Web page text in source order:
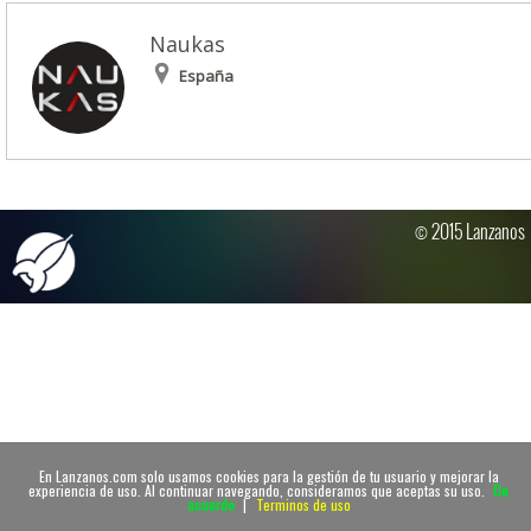
En Lanzanos.com solo usamos cookies para la gestión de tu usuario y mejorar la
experiencia de uso. Al continuar navegando, consideramos que aceptas su uso. De
acuerdo | Terminos de uso
Naukas
España
© 2015 Lanzanos